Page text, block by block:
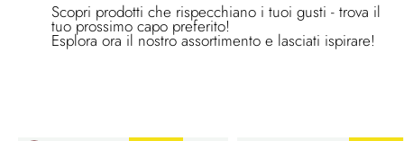
Scopri prodotti che rispecchiano i tuoi gusti - trova il
tuo prossimo capo preferito!
Esplora ora il nostro assortimento e lasciati ispirare!